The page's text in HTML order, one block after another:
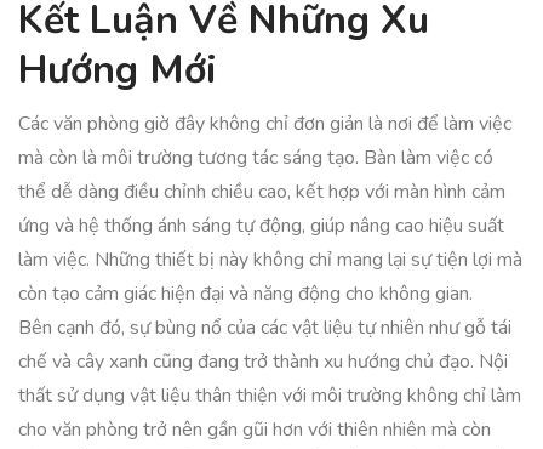
Kết Luận Về Những Xu
Hướng Mới
Các văn phòng giờ đây không chỉ đơn giản là nơi để làm việc
mà còn là môi trường tương tác sáng tạo. Bàn làm việc có
thể dễ dàng điều chỉnh chiều cao, kết hợp với màn hình cảm
ứng và hệ thống ánh sáng tự động, giúp nâng cao hiệu suất
làm việc. Những thiết bị này không chỉ mang lại sự tiện lợi mà
còn tạo cảm giác hiện đại và năng động cho không gian.
Bên cạnh đó, sự bùng nổ của các vật liệu tự nhiên như gỗ tái
chế và cây xanh cũng đang trở thành xu hướng chủ đạo. Nội
thất sử dụng vật liệu thân thiện với môi trường không chỉ làm
cho văn phòng trở nên gần gũi hơn với thiên nhiên mà còn